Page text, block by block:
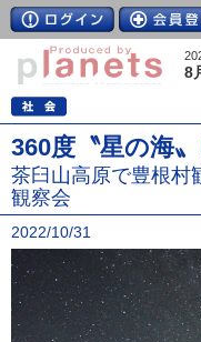
8
360度〝星の海
茶臼山高原で豊根村
観察会
2022/10/31